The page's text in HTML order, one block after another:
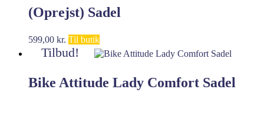
(Oprejst) Sadel
599,00 kr. Til butik
Tilbud!
Bike Attitude Lady Comfort Sadel